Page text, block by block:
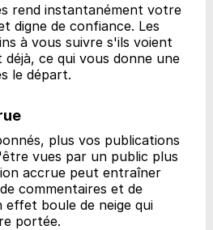
rend instantanément votre
digne de confiance. Les
à vous suivre s'ils voient
ce qui vous donne une
le départ.
plus vos publications
vues par un public plus
accrue peut entraîner
commentaires et de
boule de neige qui
portée.